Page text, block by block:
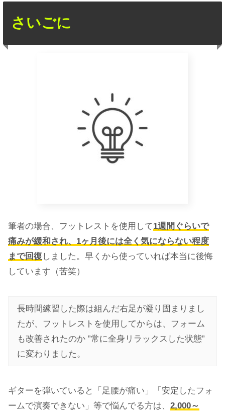
さいごに
筆者の場合、フットレストを使用して1週間ぐらいで
痛みが緩和され、1ヶ月後には全く気にならない程度
まで回復 しました。早くから使っていれば本当に後悔
しています（苦笑）
長時間練習した際は組んだ右足が凝り固まりまし
たが、フットレストを使用してからは、フォーム
も改善されたのか ”常に全身リラックスした状態”
に変わりました。
ギターを弾いていると「足腰が痛い」「安定したフォ
ームで演奏できない」等で悩んでる方は、 2,000～